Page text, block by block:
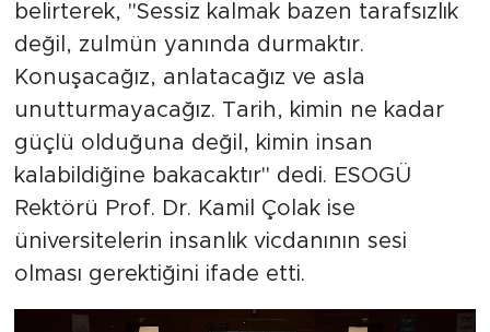
belirterek, "Sessiz kalmak bazen tarafsızlık
değil, zulmün yanında durmaktır.
Konuşacağız, anlatacağız ve asla
unutturmayacağız. Tarih, kimin ne kadar
güçlü olduğuna değil, kimin insan
kalabildiğine bakacaktır" dedi. ESOGÜ
Rektörü Prof. Dr. Kamil Çolak ise
üniversitelerin insanlık vicdanının sesi
olması gerektiğini ifade etti.